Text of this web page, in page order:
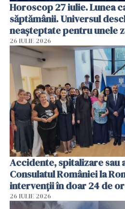
Horoscop 27 iulie. Lunea
săptămânii. Universul
neașteptate pentru unele
26 IULIE 2026
Accidente, spitalizare sau
Consulatul României la
intervenții în doar 24 de
26 IULIE 2026